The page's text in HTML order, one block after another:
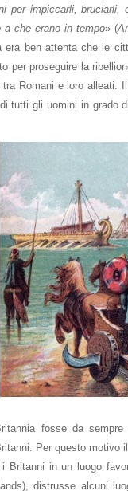
per impiccarli, bruciarli,
a che erano in tempo» (
era ben attenta che le
per proseguire la
Romani e loro alleati.
tutti gli uomini in grado
fosse da sempre
Per questo motivo
i Britanni in un luogo
distrusse alcuni